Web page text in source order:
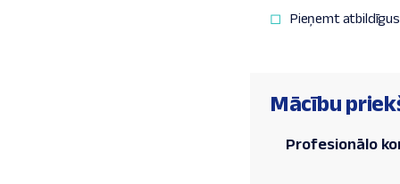
Pieņemt
Mācību
Profesionālo